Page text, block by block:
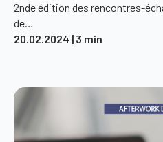
2nde édition des rencontres-
de…
20.02.2024 | 3 min